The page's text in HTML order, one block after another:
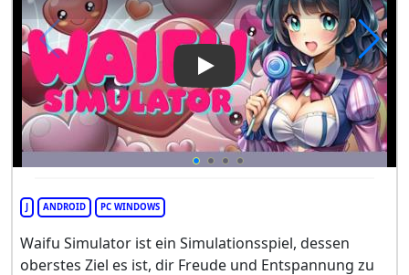
Play Video: Waifu Simulator
ANDROID PC WINDOWS
Waifu Simulator ist ein Simulationsspiel, dessen
oberstes Ziel es ist, dir Freude und Entspannung zu